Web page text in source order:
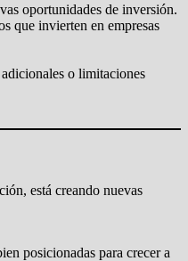
oportunidades de inversión.
que invierten en empresas
o limitaciones
está creando nuevas
posicionadas para crecer a